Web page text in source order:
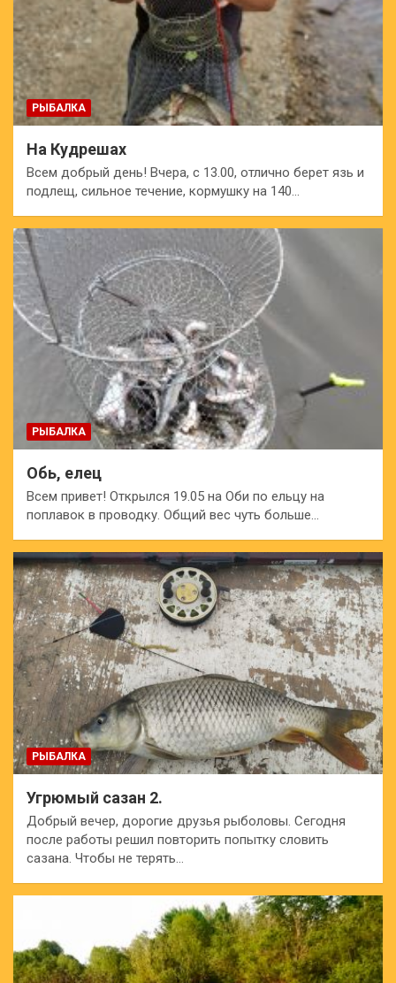
РЫБАЛКА
На Кудрешах
Всем добрый день! Вчера, с 13.00, отлично берет язь и
подлещ, сильное течение, кормушку на 140…
РЫБАЛКА
Обь, елец
Всем привет! Открылся 19.05 на Оби по ельцу на
поплавок в проводку. Общий вес чуть больше…
РЫБАЛКА
Угрюмый сазан 2.
Добрый вечер, дорогие друзья рыболовы. Сегодня
после работы решил повторить попытку словить
сазана. Чтобы не терять…